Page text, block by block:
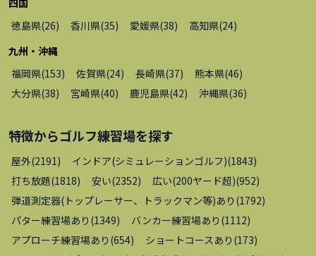
徳島県(26) 香川県(35) 愛媛県(38) 高知県(24)
九州・沖縄
福岡県(153) 佐賀県(24) 長崎県(37) 熊本県(46)
大分県(38) 宮崎県(40) 鹿児島県(42) 沖縄県(36)
特徴からゴルフ練習場を探す
屋外(2191 ) インドア(シミュレーションゴルフ)(1843)
打ち放題(1818) 安い(2352) 広い(200ヤード超)(952)
弾道測定器(トップレーサー、トラックマン等)あり (1792)
パター練習場あり (1349) バンカー練習場あり (1112)
アプローチ練習場あり (654) ショートコースあり (173)